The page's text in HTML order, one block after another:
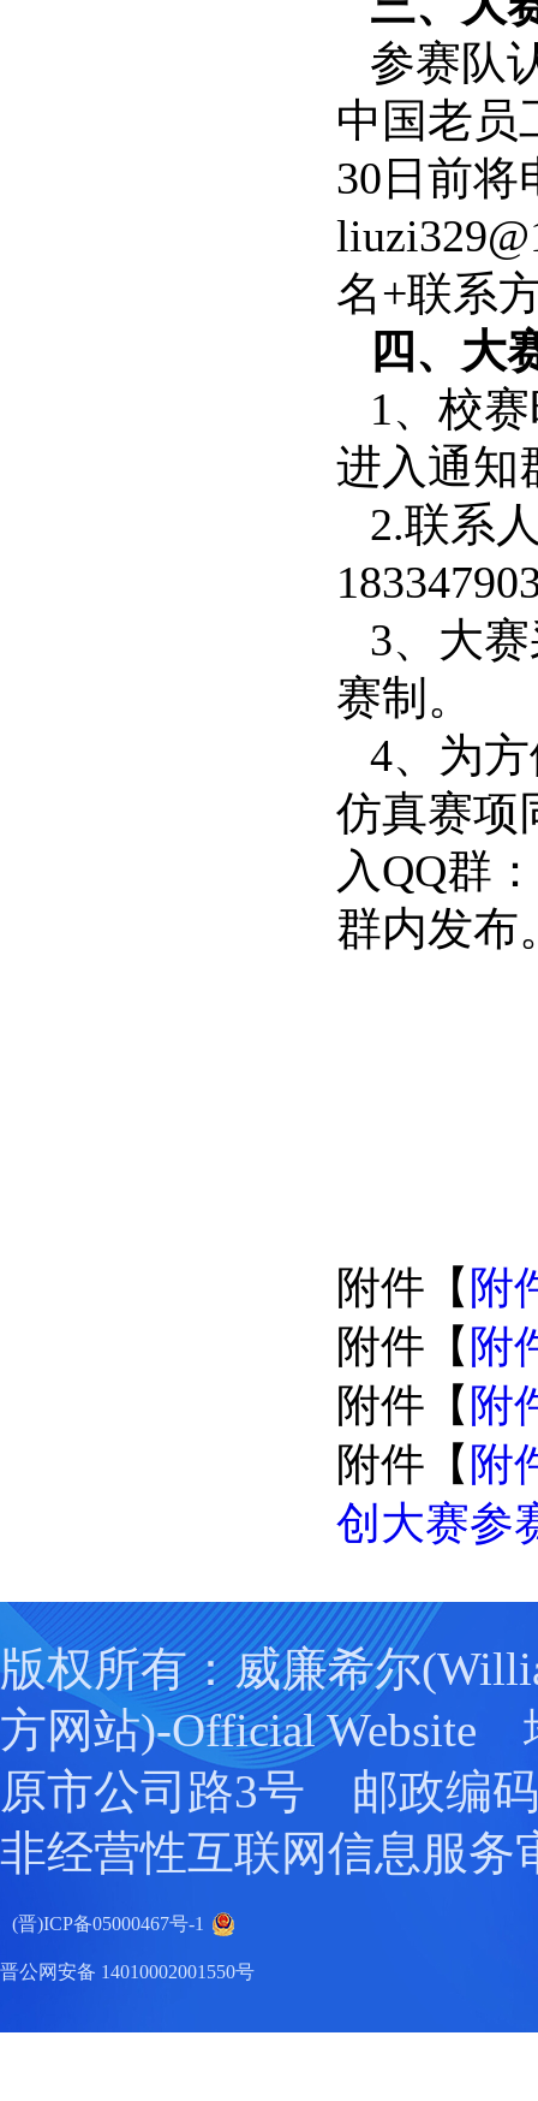
参赛队
中国老员
30 日前
名+联系
四、大
1、 校
进入通知
2.联系
1
3、 大
赛制。
4、为
仿真赛项
入QQ群 ：
群内发布
附件【 附
附件【 附
附件【 附
附件【 附
创大赛参
版权所有：威廉希尔
方网站)-Official Website
原市公司路3号 邮政编码
非经营性互联网信息服务
(晋)ICP备05000467号-1
晋公网安备 14010002001550号